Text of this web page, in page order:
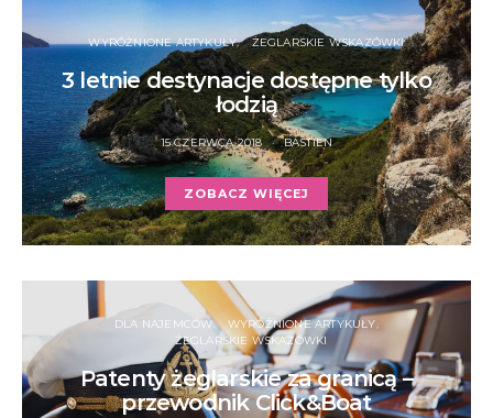
WYRÓŻNIONE ARTYKUŁY ŻEGLARSKIE WSKAZÓWKI
3 letnie destynacje dostępne tylko
łodzią
15 CZERWCA 2018 BASTIEN
ZOBACZ WIĘCEJ
DLA NAJEMCÓW
WYRÓŻNIONE ARTYKUŁY
ŻEGLARSKIE WSKAZÓWKI
Patenty żeglarskie za granicą –
przewodnik Click&Boat